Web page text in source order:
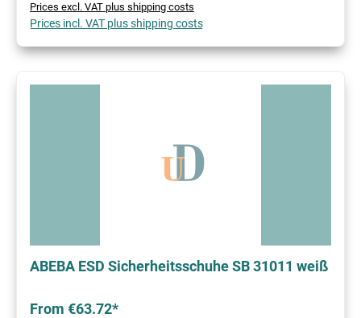
Prices excl. VAT plus shipping costs
Prices incl. VAT plus shipping costs
ABEBA ESD Sicherheitsschuhe SB 31011 weiß
From €63.72*